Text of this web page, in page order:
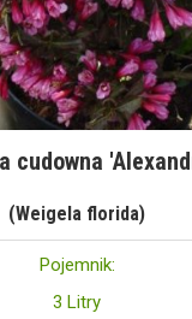
cudowna
(Weigela florida)
Pojemnik:
3 Litry